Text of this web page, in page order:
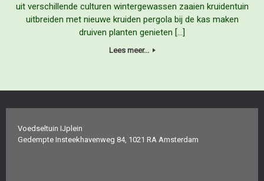
uit verschillende culturen wintergewassen zaaien kruidentuin
uitbreiden met nieuwe kruiden pergola bij de kas maken
druiven planten genieten […]
Lees meer...
Voedseltuin IJplein
Gedempte Insteekhavenweg 84, 1021 RA Amsterdam